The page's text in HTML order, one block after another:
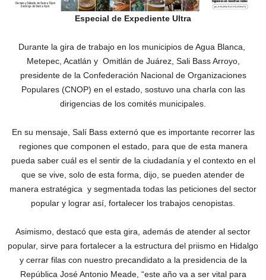
Especial de Expediente Ultra
Durante la gira de trabajo en los municipios de Agua Blanca,
Metepec, Acatlán y Omitlán de Juárez, Sali Bass Arroyo,
presidente de la Confederación Nacional de Organizaciones
Populares (CNOP) en el estado, sostuvo una charla con las
dirigencias de los comités municipales.
En su mensaje, Salí Bass externó que es importante recorrer las
regiones que componen el estado, para que de esta manera
pueda saber cuál es el sentir de la ciudadanía y el contexto en el
que se vive, solo de esta forma, dijo, se pueden atender de
manera estratégica y segmentada todas las peticiones del sector
popular y lograr así, fortalecer los trabajos cenopistas.
Asimismo, destacó que esta gira, además de atender al sector
popular, sirve para fortalecer a la estructura del priismo en Hidalgo
y cerrar filas con nuestro precandidato a la presidencia de la
República José Antonio Meade, “este año va a ser vital para